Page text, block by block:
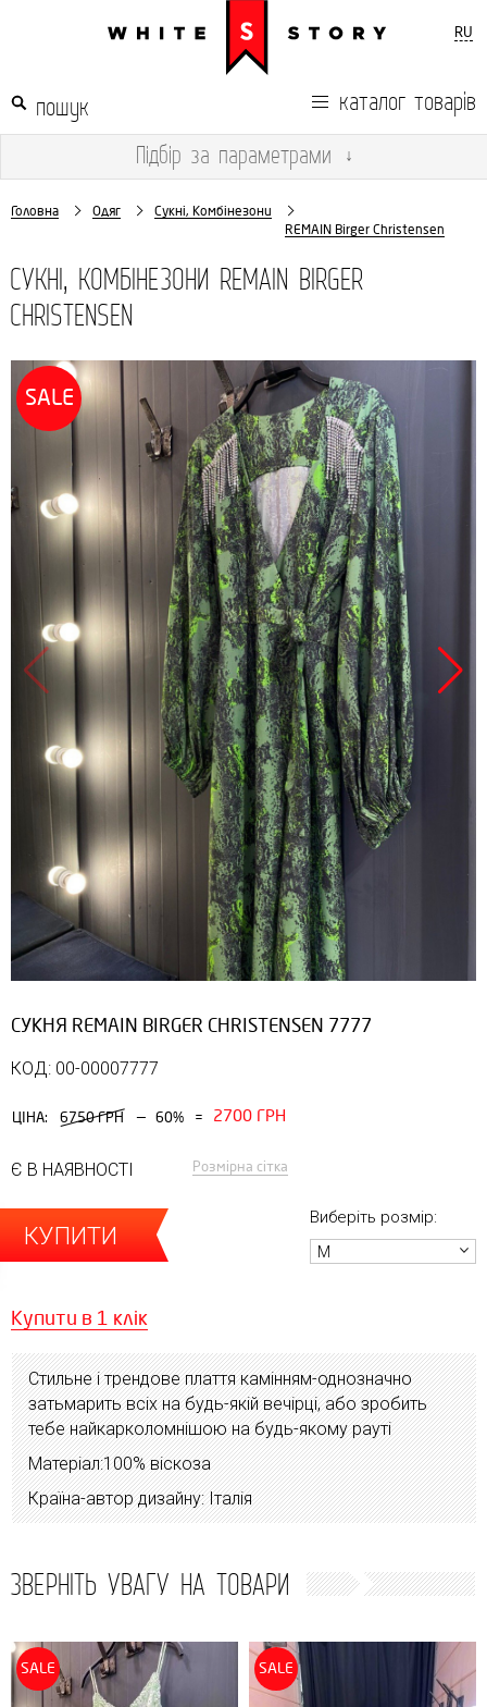
RU
каталог товарів
Підбір за параметрами ↓
Головна Одяг
Сукні, Комбінезони
REMAIN Birger Christensen
СУКНІ, КОМБІНЕЗОНИ REMAIN BIRGER
CHRISTENSEN
SALE
СУКНЯ REMAIN BIRGER CHRISTENSEN 7777
КОД: 00-00007777
ЦІНА: 6750 ГРН — 60% = 2700 ГРН
Є В НАЯВНОСТІ Розмірна сітка
КУПИТИ
Виберіть розмір:
M
Купити в 1 клік
Стильне і трендове плаття камінням-однозначно
затьмарить всіх на будь-якій вечірці, або зробить
тебе найкарколомнішою на будь-якому рауті
Матеріал:100% віскоза
Країна-автор дизайну: Італія
ЗВЕРНІТЬ УВАГУ НА ТОВАРИ
SALE SALE